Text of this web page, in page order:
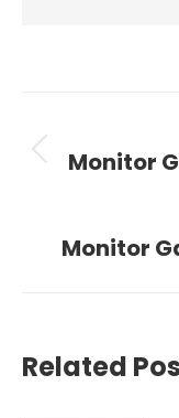
Monitor
Monitor
Related